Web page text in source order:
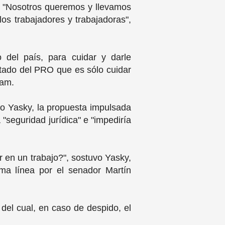
queremos y llevamos
trabajadores y trabajadoras",
del país, para cuidar y darle
del PRO que es sólo cuidar
Yasky, la propuesta impulsada
jurídica" e "impediría
un trabajo?", sostuvo Yasky,
línea por el senador Martín
cual, en caso de despido, el